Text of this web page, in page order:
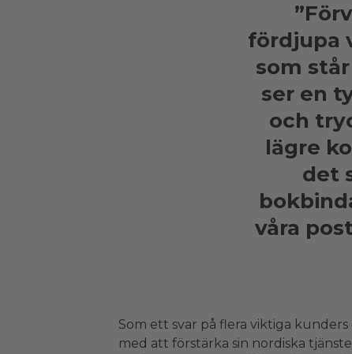
fördjupa
som
ser en
och
lägre
det
våra
Som ett svar på flera viktiga
med att förstärka sin nordiska